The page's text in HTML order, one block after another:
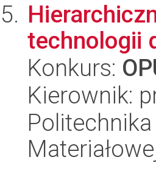
technologii
Konkurs:
Kierownik: